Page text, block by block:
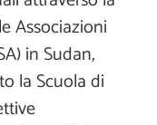
Associazioni
in Sudan,
la Scuola di